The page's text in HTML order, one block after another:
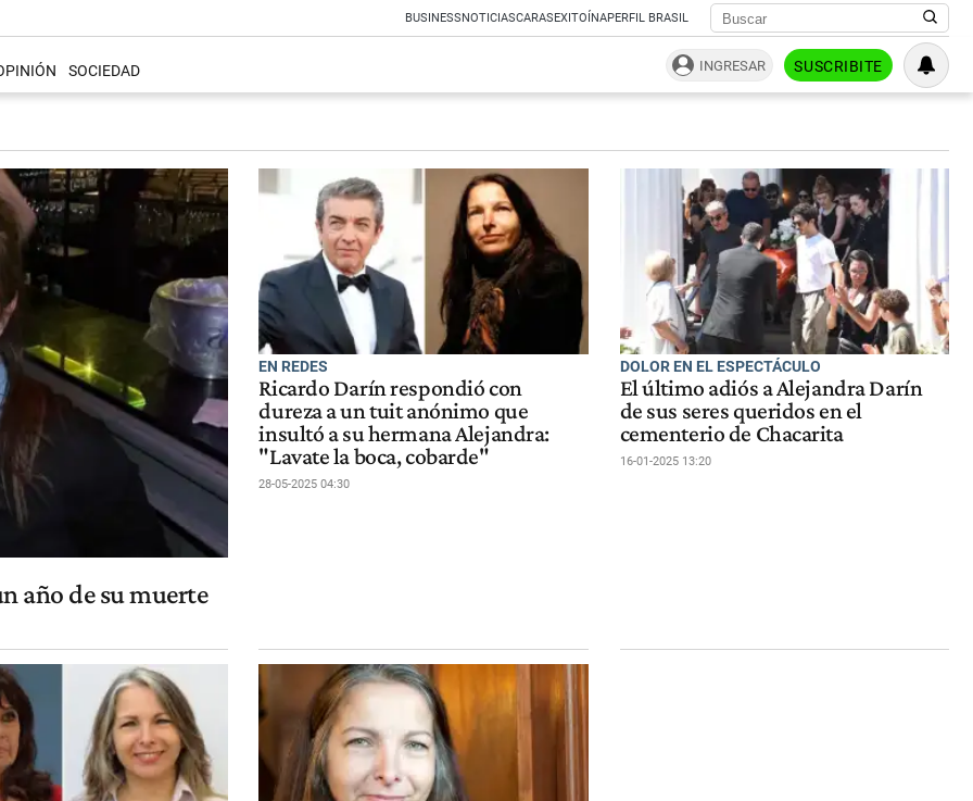
BUSINESSNOTICIASCARASEXITOÍNAPERFIL BRASIL
SOCIEDAD INGRESAR SUSCRIBITE
año de su muerte
EN REDES
Ricardo Darín respondió con
dureza a un tuit anónimo que
insultó a su hermana Alejandra:
"Lavate la boca, cobarde"
28-05-2025 04:30
DOLOR EN EL ESPECTÁCULO
El último adiós a Alejandra Darín
de sus seres queridos en el
cementerio de Chacarita
16-01-2025 13:20